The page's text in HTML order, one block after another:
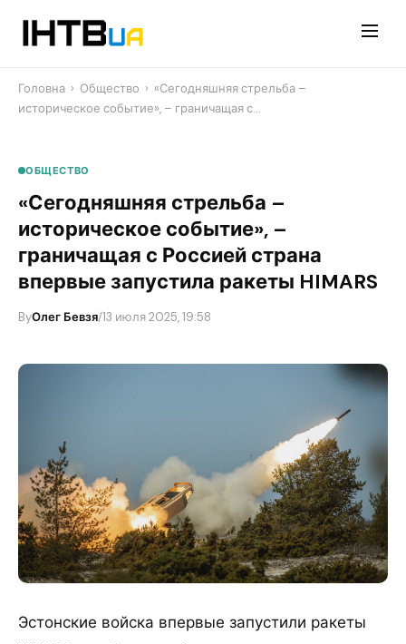
Головна › Общество › «Сегодняшняя стрельба –
историческое событие», – граничащая с…
ОБЩЕСТВО
«Сегодняшняя стрельба –
историческое событие», –
граничащая с Россией страна
впервые запустила ракеты HIMARS
ByОлег Бевзя/13 июля 2025, 19:58
Эстонские войска впервые запустили ракеты